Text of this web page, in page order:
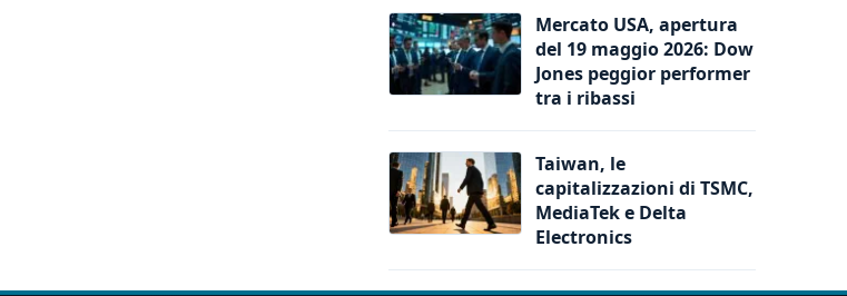
Mercato USA, apertura
del 19 maggio 2026: Dow
Jones peggior performer
tra i ribassi
Taiwan, le
capitalizzazioni di TSMC,
MediaTek e Delta
Electronics